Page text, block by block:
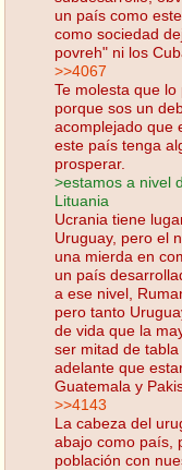
un país como
como sociedad
povreh" ni los
>>4067
Te molesta que
porque sos un
acomplejado que
este país tenga
prosperar.
>estamos a nivel
Lituania
Ucrania tiene
Uruguay, pero el
una mierda en
un país
a ese nivel,
pero tanto
de vida que la
ser mitad de
adelante que
Guatemala y
>>4143
La cabeza del
abajo como país,
población con